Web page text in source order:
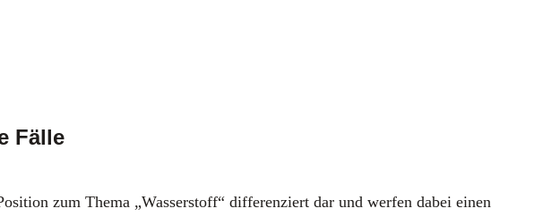
Fälle
zum The­ma „Was­ser­stoff“ dif­fe­ren­ziert dar und wer­fen dabei einen